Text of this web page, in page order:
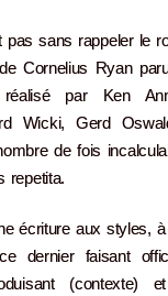
pas sans rappeler le
Cornelius Ryan
par Ken
Wicki, Gerd
de fois
repetita.
écriture aux styles,
dernier faisant
(contexte)